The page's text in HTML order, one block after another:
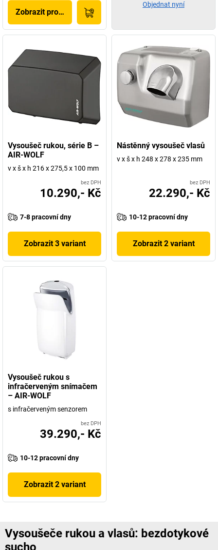
Zobrazit produkt
Vysoušeč rukou, série B –
AIR-WOLF
v x š x h 216 x 275,5 x 100 mm
bez DPH
10.290,- Kč
7-8 pracovní dny
Zobrazit 3 variant
Nástěnný vysoušeč vlasů
v x š x h 248 x 278 x 235 mm
bez DPH
22.290,- Kč
10-12 pracovní dny
Zobrazit 2 variant
Vysoušeč rukou s
infračerveným snímačem
– AIR-WOLF
s infračerveným senzorem
bez DPH
39.290,- Kč
10-12 pracovní dny
Zobrazit 2 variant
Objednat nyní
Vysoušeče rukou a vlasů: bezdotykové
sucho